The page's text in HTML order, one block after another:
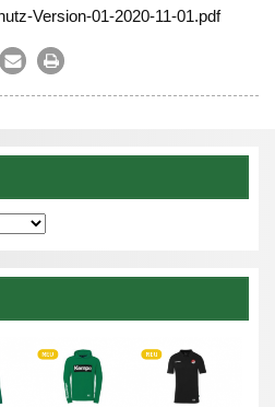
Version-01-2020-11-01.pdf